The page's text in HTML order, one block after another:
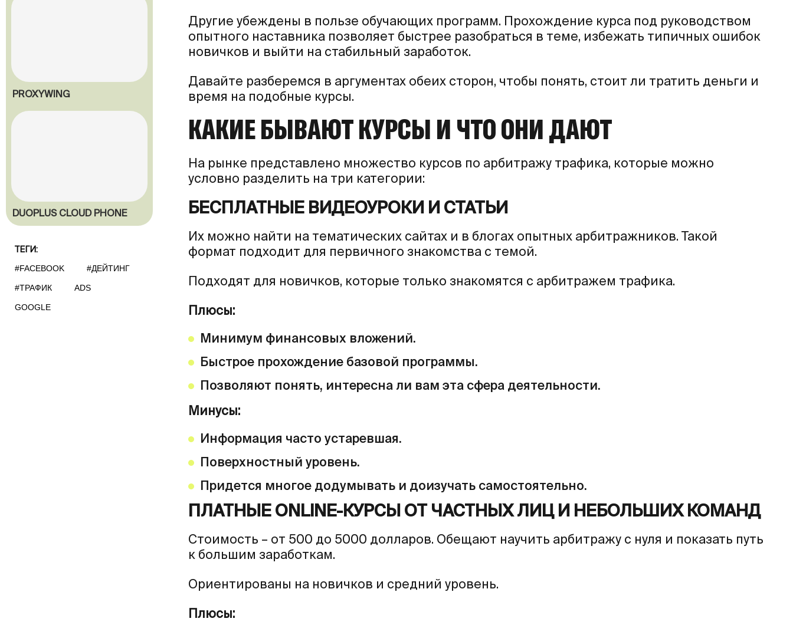
PROXYWING
DUOPLUS CLOUD PHONE
ТЕГИ:
#FACEBOOK
#ДЕЙТИНГ
#ТРАФИК ADS
GOOGLE
Другие убеждены в пользе обучающих программ. Прохождение курса под руководством
опытного наставника позволяет быстрее разобраться в теме, избежать типичных ошибок
новичков и выйти на стабильный заработок.
Давайте разберемся в аргументах обеих сторон, чтобы понять, стоит ли тратить деньги и
время на подобные курсы.
КАКИЕ БЫВАЮТ КУРСЫ И ЧТО ОНИ ДАЮТ
На рынке представлено множество курсов по арбитражу трафика, которые можно
условно разделить на три категории:
БЕСПЛАТНЫЕ ВИДЕОУРОКИ И СТАТЬИ
Их можно найти на тематических сайтах и в блогах опытных арбитражников. Такой
формат подходит для первичного знакомства с темой.
Подходят для новичков, которые только знакомятся с арбитражем трафика.
Плюсы:
Минимум финансовых вложений.
Быстрое прохождение базовой программы.
Позволяют понять, интересна ли вам эта сфера деятельности.
Минусы:
Информация часто устаревшая.
Поверхностный уровень.
Придется многое додумывать и доизучать самостоятельно.
ПЛАТНЫЕ ONLINE-КУРСЫ ОТ ЧАСТНЫХ ЛИЦ И НЕБОЛЬШИХ КОМАНД
Стоимость – от 500 до 5000 долларов. Обещают научить арбитражу с нуля и показать путь
к большим заработкам.
Ориентированы на новичков и средний уровень.
Плюсы: